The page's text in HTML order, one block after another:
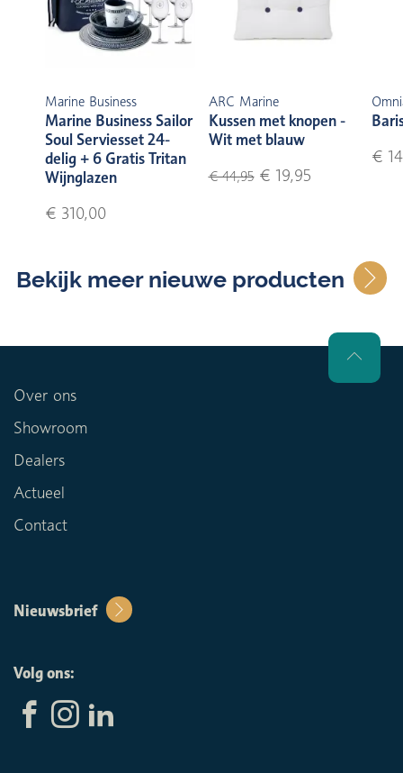
Marine Business
Marine Business Sailor
Soul Serviesset 24-
delig + 6 Gratis Tritan
Wijnglazen
€ 310,00
ARC Marine
Kussen met knopen -
Wit met blauw
€ 44,95€ 19,95
€
Bekijk meer nieuwe producten
Over ons
Showroom
Dealers
Actueel
Contact
Nieuwsbrief
Volg ons: